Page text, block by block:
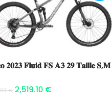
Ajouter au panier
𝟐𝟎𝟐𝟑 𝐅𝐥𝐮𝐢𝐝 𝐅𝐒 𝐀𝟑 𝟐𝟗 𝐓𝐚𝐢𝐥𝐥𝐞 𝐒,𝐌
€ 2,519.10 €